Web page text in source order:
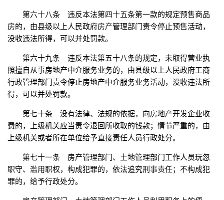
第六十八条 违反本法第四十五条第一款的规定预售商品
房的，由县级以上人民政府房产管理部门责令停止预售活动，
没收违法所得，可以并处罚款。
第六十九条 违反本法第五十八条的规定，未取得营业执
照擅自从事房地产中介服务业务的，由县级以上人民政府工商
行政管理部门责令停止房地产中介服务业务活动，没收违法所
得，可以并处罚款。
第七十条 没有法律、法规的依据，向房地产开发企业收
费的，上级机关应当责令退回所收取的钱款；情节严重的，由
上级机关或者所在单位给予直接责任人员行政处分。
第七十一条 房产管理部门、土地管理部门工作人员玩忽
职守、滥用职权，构成犯罪的，依法追究刑事责任；不构成犯
罪的，给予行政处分。